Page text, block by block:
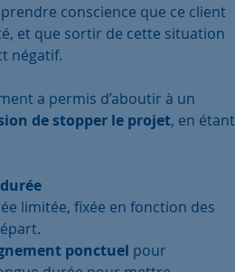
conscience que ce client
et que sortir de cette situation
négatif.
a permis d’aboutir à un
de stopper le projet, en étant
limitée, fixée en fonction des
ponctuel pour